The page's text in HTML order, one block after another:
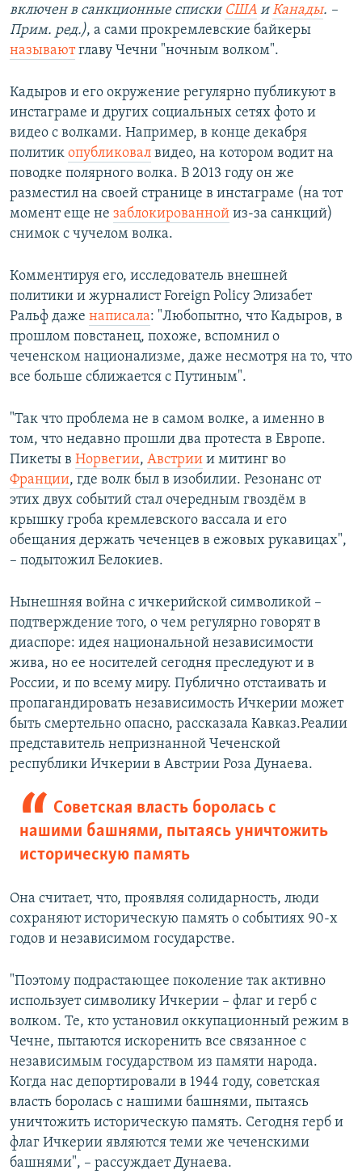
включен в санкционные списки США иКанады. –
Прим. ред.), а сами прокремлевские байкеры
называютглаву Чечни "ночным волком".
Кадыров и его окружение регулярно публикуют в
инстаграме и других социальных сетях фото и
видео с волками. Например, в конце декабря
политик опубликовал видео, на котором водит на
поводке полярного волка. В 2013 году он же
разместил на своей странице в инстаграме (на тот
момент еще не заблокированной из-за санкций)
снимок с чучелом волка.
Комментируя его, исследователь внешней
политики и журналист Foreign Policy Элизабет
Ральф даже написала: "Любопытно, что Кадыров, в
прошлом повстанец, похоже, вспомнил о
чеченском национализме, даже несмотря на то, что
все больше сближается с Путиным".
"Так что проблема не в самом волке, а именно в
том, что недавно прошли два протеста в Европе.
Пикеты в Норвегии, Австрии и митинг во
Франции, где волк был в изобилии. Резонанс от
этих двух событий стал очередным гвоздём в
крышку гроба кремлевского вассала и его
обещания держать чеченцев в ежовых рукавицах",
– подытожил Белокиев.
Нынешняя война с ичкерийской символикой –
подтверждение того, о чем регулярно говорят в
диаспоре: идея национальной независимости
жива, но ее носителей сегодня преследуют и в
России, и по всему миру. Публично отстаивать и
пропагандировать независимость Ичкерии может
быть смертельно опасно, рассказала Кавказ.Реалии
представитель непризнанной Чеченской
республики Ичкерии в Австрии Роза Дунаева.
Советская власть боролась с
нашими башнями, пытаясь уничтожить
историческую память
Она считает, что, проявляя солидарность, люди
сохраняют историческую память о событиях 90-х
годов и независимом государстве.
"Поэтому подрастающее поколение так активно
использует символику Ичкерии – флаг и герб с
волком. Те, кто установил оккупационный режим в
Чечне, пытаются искоренить все связанное с
независимым государством из памяти народа.
Когда нас депортировали в 1944 году, советская
власть боролась с нашими башнями, пытаясь
уничтожить историческую память. Сегодня герб и
флаг Ичкерии являются теми же чеченскими
башнями", – рассуждает Дунаева.